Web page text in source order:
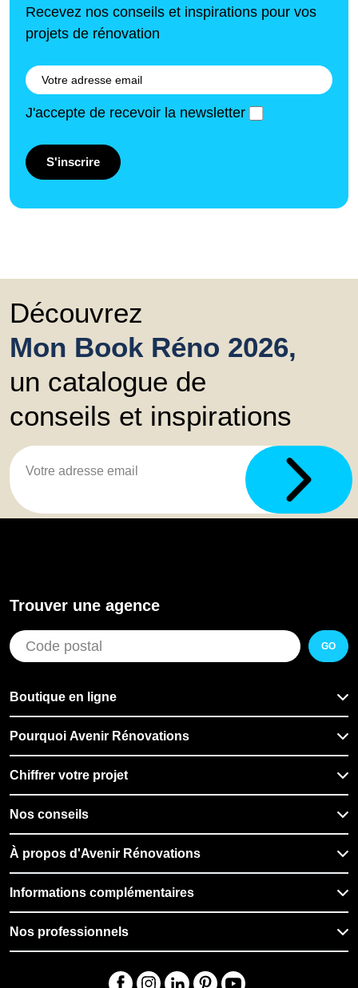
Recevez nos conseils et inspirations pour vos
projets de rénovation
J'accepte de recevoir la newsletter
S'inscrire
Découvrez
Mon Book Réno 2026,
un catalogue de
conseils et inspirations
Trouver une agence
GO
Boutique en ligne
Pourquoi Avenir Rénovations
Chiffrer votre projet
Nos conseils
À propos d'Avenir Rénovations
Informations complémentaires
Nos professionnels